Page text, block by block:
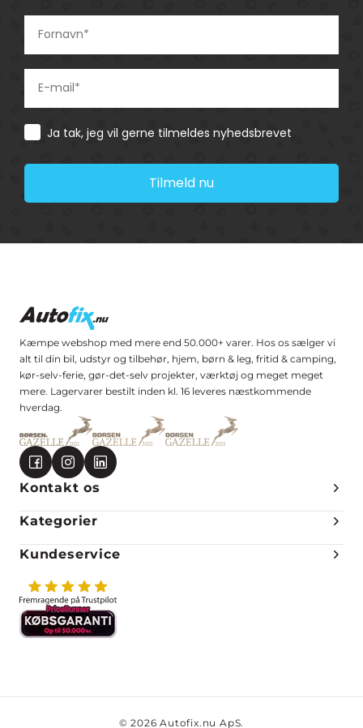
Consent
Ja tak, jeg vil gerne tilmeldes nyhedsbrevet
Tilmeld nu
Kæmpe webshop med mere end 50.000+ varer. Hos os sælger vi
alt til din bil, udstyr og tilbehør, hjem, børn & leg, fritid & camping,
kør-selv-ferie, gør-det-selv projekter, værktøj og meget meget
mere. Lagervarer bestilt inden kl. 16 leveres næstkommende
hverdag.
Kontakt os
Kategorier
Kundeservice
© 2026 Autofix.nu ApS.